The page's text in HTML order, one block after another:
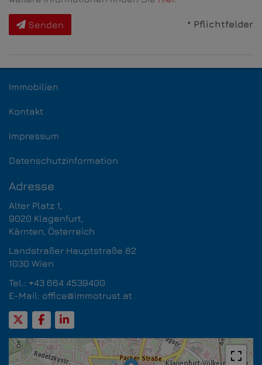
Senden * Pflichtfelder
Immobilien
Kontakt
Impressum
Datenschutzinformation
Adresse
Alter Platz 1,
9020 Klagenfurt,​​​​​​​
Kärnten, Österreich
Landstraßer Hauptstraße 82
1030 Wien
Tel.: +43 664 4539400
E-Mail: office@immotrust.at